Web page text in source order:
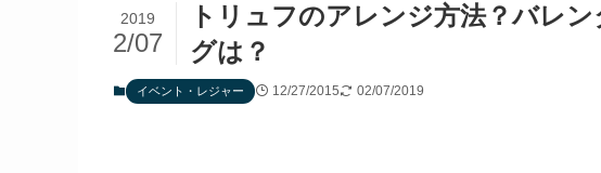
トリュフのアレンジ方法？バレ
グは？
2019
2/07
イベント・レジャー 12/27/2015 02/07/2019